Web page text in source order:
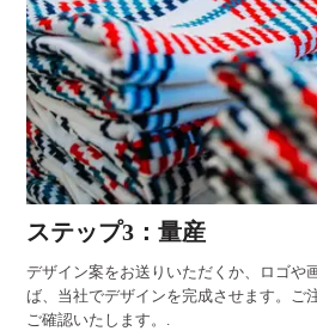
ステップ3：量産
デザイン案をお送りいただくか、ロゴや
ば、当社でデザインを完成させます。ご
ご確認いたします。.